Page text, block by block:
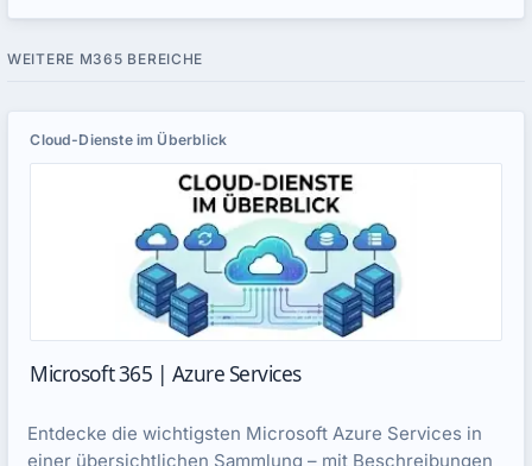
WEITERE M365 BEREICHE
Cloud-Dienste im Überblick
Microsoft 365 | Azure Services
Entdecke die wichtigsten Microsoft Azure Services in
einer übersichtlichen Sammlung – mit Beschreibungen